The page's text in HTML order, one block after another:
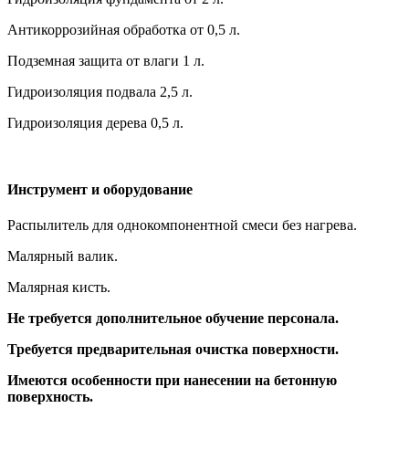
Антикоррозийная обработка от 0,5 л.
Подземная защита от влаги 1 л.
Гидроизоляция подвала 2,5 л.
Гидроизоляция дерева 0,5 л.
Инструмент и оборудование
Распылитель для однокомпонентной смеси без нагрева.
Малярный валик.
Малярная кисть.
Не требуется дополнительное обучение персонала.
Требуется предварительная очистка поверхности.
Имеются особенности при нанесении на бетонную
поверхность.